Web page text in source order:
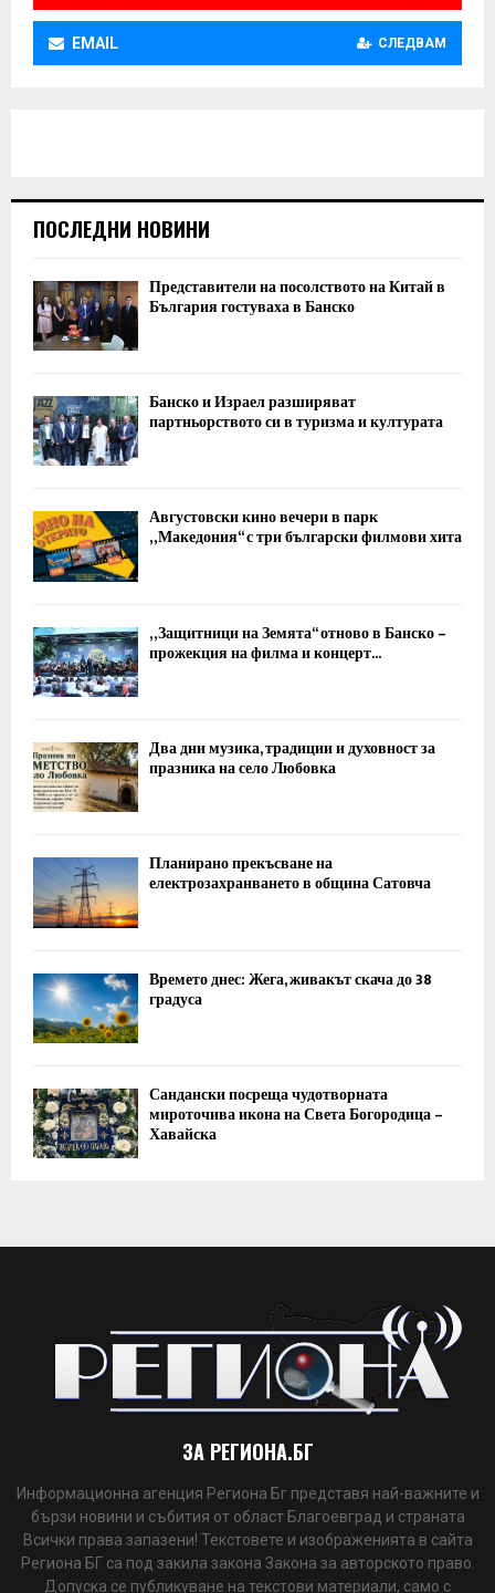
EMAIL СЛЕДВАМ
ПОСЛЕДНИ НОВИНИ
Представители на посолството на Китай в
България гостуваха в Банско
Банско и Израел разширяват
партньорството си в туризма и културата
Августовски кино вечери в парк
„Македония“ с три български филмови хита
„Защитници на Земята“ отново в Банско –
прожекция на филма и концерт...
Два дни музика, традиции и духовност за
празника на село Любовка
Планирано прекъсване на
електрозахранването в община Сатовча
Времето днес: Жега, живакът скача до 38
градуса
Сандански посреща чудотворната
мироточива икона на Света Богородица –
Хавайска
ЗА РЕГИОНА.БГ
Информационна агенция Региона Бг представя най-важните и
бързи новини и събития от област Благоевград и страната
Всички права запазени! Текстовете и изображенията в сайта
Региона БГ са под закила закона Закона за авторското право.
Допуска се публикуване на текстови материали, само с